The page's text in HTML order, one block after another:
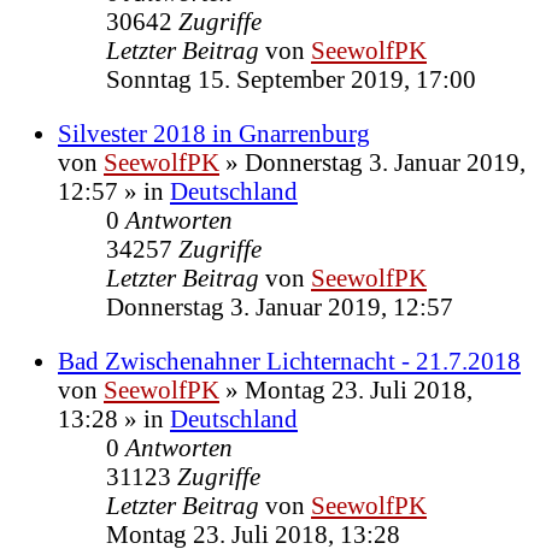
30642 Zugriffe
Letzter Beitrag von SeewolfPK
Sonntag 15. September 2019, 17:00
Silvester 2018 in Gnarrenburg
von SeewolfPK » Donnerstag 3. Januar 2019,
12:57 » in Deutschland
0 Antworten
34257 Zugriffe
Letzter Beitrag von SeewolfPK
Donnerstag 3. Januar 2019, 12:57
Bad Zwischenahner Lichternacht - 21.7.2018
von SeewolfPK » Montag 23. Juli 2018,
13:28 » in Deutschland
0 Antworten
31123 Zugriffe
Letzter Beitrag von SeewolfPK
Montag 23. Juli 2018, 13:28